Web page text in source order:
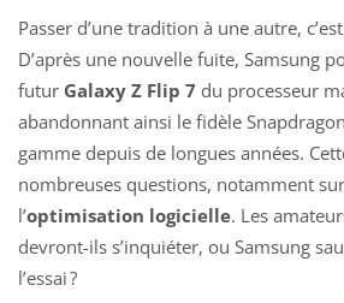
Passer d’une tradition à une autre,
D’après une nouvelle fuite, Samsung
futur Galaxy Z Flip 7 du processeur
abandonnant ainsi le fidèle
gamme depuis de longues années.
nombreuses questions, notamment
l’optimisation logicielle. Les
devront-ils s’inquiéter, ou Samsung
l’essai ?